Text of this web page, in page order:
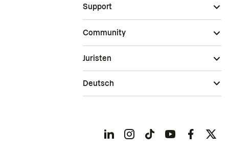
Support
Community
Juristen
Deutsch